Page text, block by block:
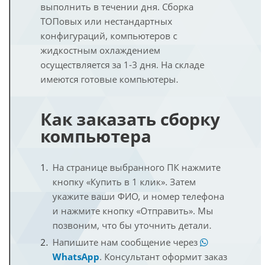
выполнить в течении дня. Сборка
ТОПовых или нестандартных
конфигураций, компьютеров с
жидкостным охлаждением
осуществляется за 1-3 дня. На складе
имеются готовые компьютеры.
Как заказать сборку
компьютера
На странице выбранного ПК нажмите
кнопку «Купить в 1 клик». Затем
укажите ваши ФИО, и номер телефона
и нажмите кнопку «Отправить». Мы
позвоним, что бы уточнить детали.
Напишите нам сообщение через
WhatsApp. Консультант оформит заказ